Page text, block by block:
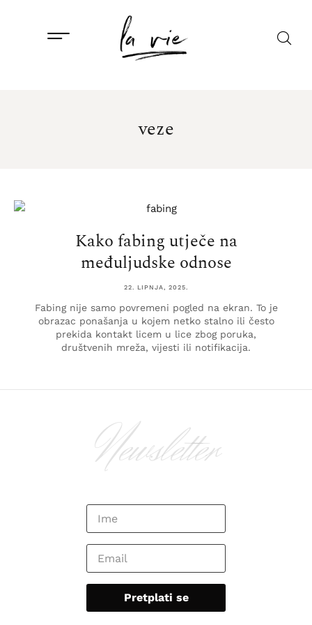
veze
Kako fabing utječe na
međuljudske odnose
22. LIPNJA, 2025.
Fabing nije samo povremeni pogled na ekran. To je
obrazac ponašanja u kojem netko stalno ili često
prekida kontakt licem u lice zbog poruka,
društvenih mreža, vijesti ili notifikacija.
Newsletter